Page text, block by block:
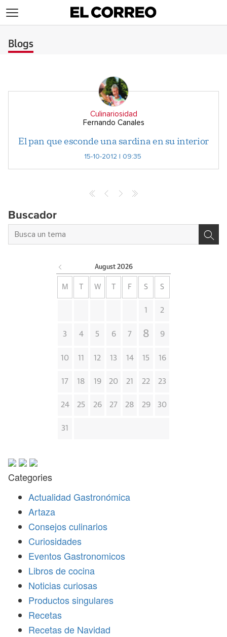
Blogs
Culinariosidad
Fernando Canales
El pan que esconde una sardina en su interior
15-10-2012 | 09:35
Buscador
August 2026
M W F S S
1 2
3 4 5 6 7 8 9
10 11 12 13 14 15 16
17 18 19 20 21 22 23
24 25 26 27 28 29 30
31
Categories
Actualidad Gastronómica
Artaza
Consejos culinarios
Curiosidades
Eventos Gastronomicos
Libros de cocina
Noticias curiosas
Productos singulares
Recetas
Recetas de Navidad